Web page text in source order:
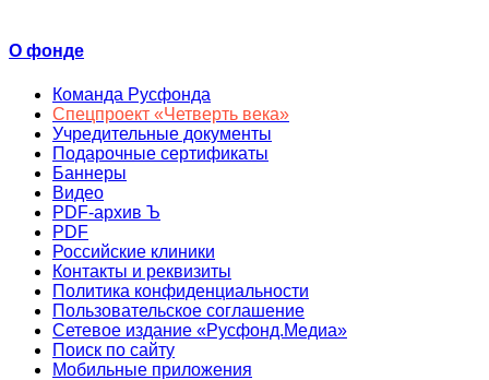
О фонде
Команда Русфонда
Спецпроект «Четверть века»
Учредительные документы
Подарочные сертификаты
Баннеры
Видео
PDF-архив Ъ
PDF
Российские клиники
Контакты и реквизиты
Политика конфиденциальности
Пользовательское соглашение
Сетевое издание «Русфонд.Медиа»
Поиск по сайту
Мобильные приложения